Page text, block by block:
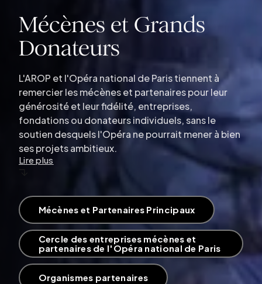
Mécènes et Grands
Donateurs
L'AROP et l'Opéra national de Paris tiennent à
remercier les mécènes et partenaires pour leur
générosité et leur fidélité, entreprises,
fondations ou donateurs individuels, sans le
soutien desquels l'Opéra ne pourrait mener à bien
ses projets ambitieux.
lire plus
Mécènes et Partenaires Principaux
Cercle des entreprises mécènes et
partenaires de l'Opéra national de Paris
Organismes partenaires